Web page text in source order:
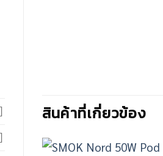
สินค้าที่เกี่ยวข้อง